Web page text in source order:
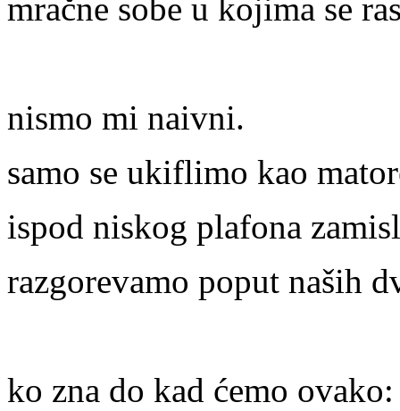
mračne sobe u kojima se
nismo mi naivni.
samo se ukiflimo kao
ispod niskog plafona
razgorevamo poput naših
ko zna do kad ćemo ovako: